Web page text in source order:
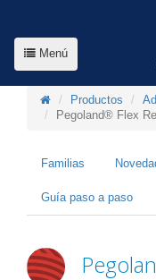
Menú
Productos
Pegoland® Flex
Familias
Guía paso a paso